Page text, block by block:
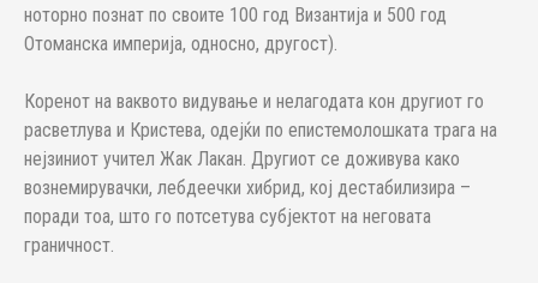
ноторно познат по своите 100 год Византија и 500 год
Отоманска империја, односно, другост).
Коренот на ваквото видување и нелагодата кон другиот го
расветлува и Кристева, одејќи по епистемолошката трага на
нејзиниот учител Жак Лакан. Другиот се доживува како
вознемирувачки, лебдеечки хибрид, кој дестабилизира –
поради тоа, што го потсетува субјектот на неговата
граничност.